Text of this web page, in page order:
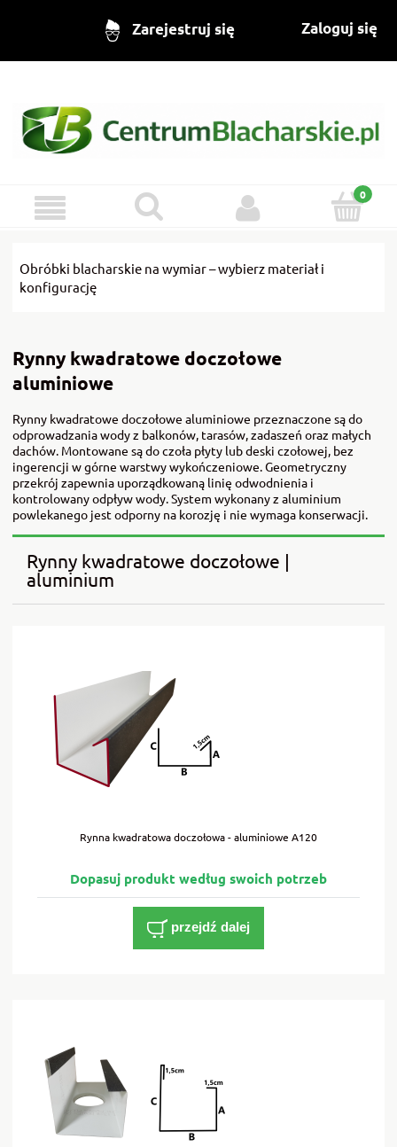
Zarejestruj się Zaloguj się
Obróbki blacharskie na wymiar – wybierz materiał i
konfigurację
Rynny kwadratowe doczołowe
aluminiowe
Rynny kwadratowe doczołowe aluminiowe przeznaczone są do
odprowadzania wody z balkonów, tarasów, zadaszeń oraz małych
dachów. Montowane są do czoła płyty lub deski czołowej, bez
ingerencji w górne warstwy wykończeniowe. Geometryczny
przekrój zapewnia uporządkowaną linię odwodnienia i
kontrolowany odpływ wody. System wykonany z aluminium
powlekanego jest odporny na korozję i nie wymaga konserwacji.
Rynny kwadratowe doczołowe |
aluminium
Rynna kwadratowa doczołowa - aluminiowe A120
przejdź dalej